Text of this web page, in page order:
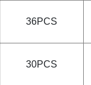
36PCS
30PCS